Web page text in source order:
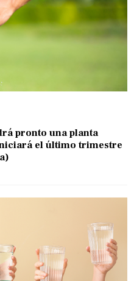
pronto una planta
el último trimestre